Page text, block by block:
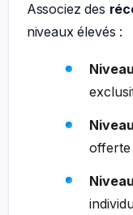
Associez des
niveaux élevés :